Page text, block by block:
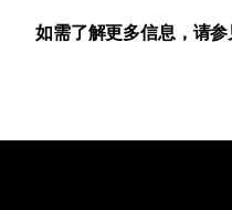
如需了解更多信息，请